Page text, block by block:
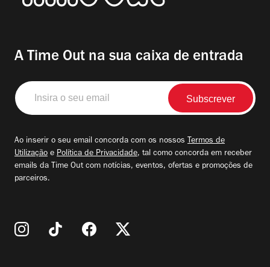
A Time Out na sua caixa de entrada
Insira
o
seu
Ao inserir o seu email concorda com os nossos Termos de
Utilização e Política de Privacidade, tal como concorda em receber
emails da Time Out com notícias, eventos, ofertas e promoções de
parceiros.